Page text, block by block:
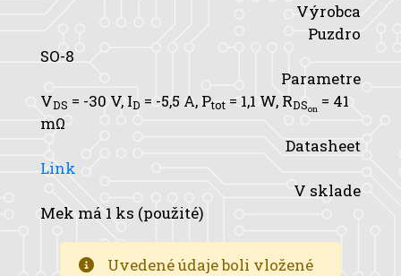
Výrobca
Puzdro
SO-8
Parametre
VDS = -30 V, ID = -5,5 A, Ptot = 1,1 W, RDSon = 41
mΩ
Datasheet
Link
V sklade
Mek má 1 ks (použité)
Uvedené údaje boli vložené